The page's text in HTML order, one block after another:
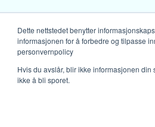
Dette nettstedet benytter
informasjonen for å forbedre og tilpasse
personvernpolicy
Hvis du avslår, blir ikke informasjonen
ikke å bli sporet.
AS 2026